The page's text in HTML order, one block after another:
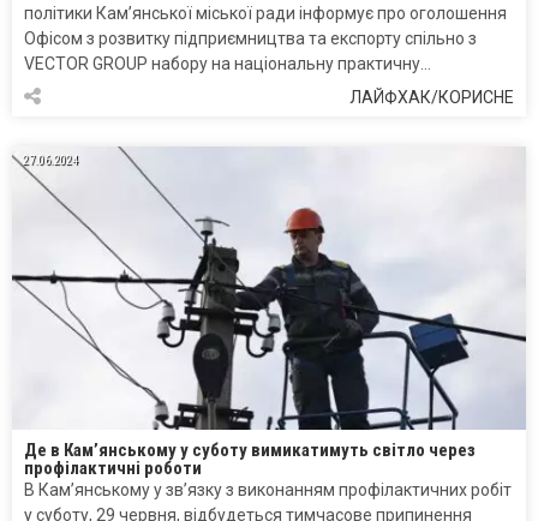
політики Кам’янської міської ради інформує про оголошення
Офісом з розвитку підприємництва та експорту спільно з
VECTOR GROUP набору на національну практичну…
ЛАЙФХАК/КОРИСНЕ
27.06.2024
Де в Кам’янському у суботу вимикатимуть світло через
профілактичні роботи
В Кам’янському у зв’язку з виконанням профілактичних робіт
у суботу, 29 червня, відбудеться тимчасове припинення